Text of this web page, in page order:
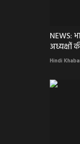
NEWS:
अध्यक्षों
Hindi